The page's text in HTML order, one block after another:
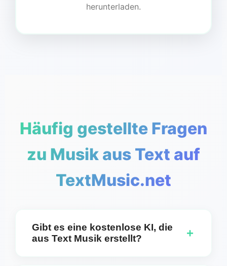
herunterladen.
Häufig gestellte Fragen
zu Musik aus Text auf
TextMusic.net
Gibt es eine kostenlose KI, die
aus Text Musik erstellt?
+